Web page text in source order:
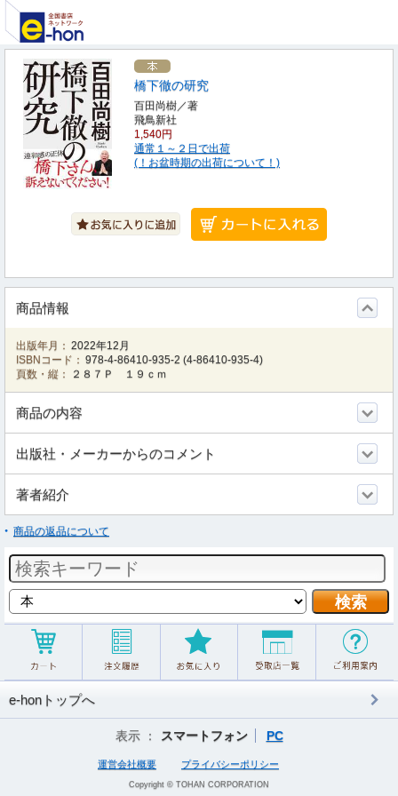
橋下徹の研究
百田尚樹／著
飛鳥新社
1,540円
通常１～２日で出荷
(！お盆時期の出荷について！)
商品情報
出版年月： 2022年12月
ISBNコード： 978-4-86410-935-2 (4-86410-935-4)
頁数・縦：
２８７Ｐ １９ｃｍ
商品の内容
出版社・メーカーからのコメント
著者紹介
商品の返品について
e-honトップへ
表示 ： スマートフォン PC
運営会社概要 プライバシーポリシー
Copyright © TOHAN CORPORATION